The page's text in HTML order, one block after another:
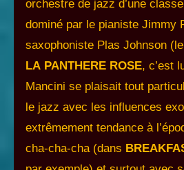
orchestre de jazz d’une
dominé par le pianiste Jimmy
saxophoniste Plas Johnson
LA PANTHERE ROSE, c’est
Mancini se plaisait tout
le jazz avec les influences
extrêmement tendance à
cha-cha-cha (dans